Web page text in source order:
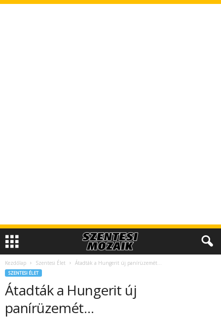
Kezdőlap Szentesi Élet Átadták a Hungerit új panírüzemét…
SZENTESI ÉLET
Átadták a Hungerit új
panírüzemét…